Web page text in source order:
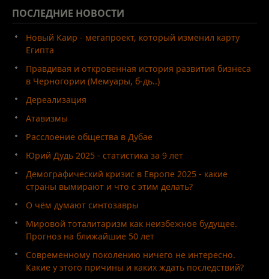
ПОСЛЕДНИЕ НОВОСТИ
Новый Каир - мегапроект, который изменил карту
Египта
Правдивая и откровенная история развития бизнеса
в Черногории (Мемуары, б-дь..)
Дереализация
Атавизмы
Расслоение общества в Дубае
Юрий Дудь 2025 - статистика за 9 лет
Демографический кризис в Европе 2025 - какие
страны вымирают и что с этим делать?
О чём думают синтозавры
Мировой тоталитаризм как неизбежное будущее.
Прогноз на ближайшие 50 лет
Современному поколению ничего не интересно.
Какие у этого причины и каких ждать последствий?